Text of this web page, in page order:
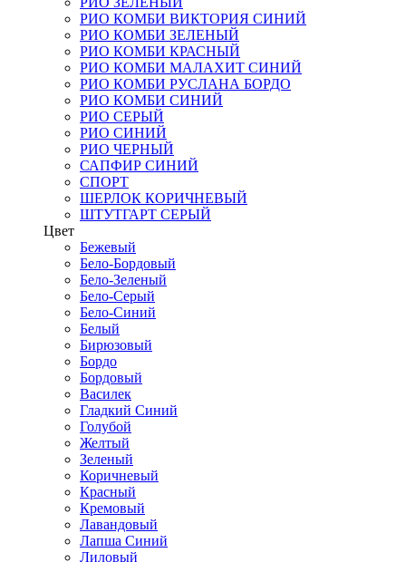
РИО КОМБИ ВИКТОРИЯ СИНИЙ
РИО КОМБИ ЗЕЛЕНЫЙ
РИО КОМБИ КРАСНЫЙ
РИО КОМБИ МАЛАХИТ СИНИЙ
РИО КОМБИ РУСЛАНА БОРДО
РИО КОМБИ СИНИЙ
РИО СЕРЫЙ
РИО СИНИЙ
РИО ЧЕРНЫЙ
САПФИР СИНИЙ
СПОРТ
ШЕРЛОК КОРИЧНЕВЫЙ
ШТУТГАРТ СЕРЫЙ
Цвет
Бежевый
Бело-Бордовый
Бело-Зеленый
Бело-Серый
Бело-Синий
Белый
Бирюзовый
Бордо
Бордовый
Василек
Гладкий Синий
Голубой
Желтый
Зеленый
Коричневый
Красный
Кремовый
Лавандовый
Лапша Синий
Лиловый